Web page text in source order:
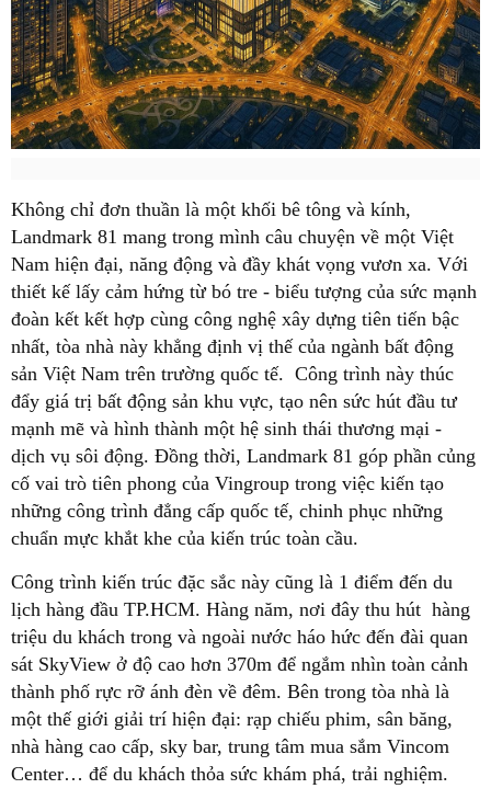
Không chỉ đơn thuần là một khối bê tông và kính,
Landmark 81 mang trong mình câu chuyện về một Việt
Nam hiện đại, năng động và đầy khát vọng vươn xa. Với
thiết kế lấy cảm hứng từ bó tre - biểu tượng của sức mạnh
đoàn kết kết hợp cùng công nghệ xây dựng tiên tiến bậc
nhất, tòa nhà này khẳng định vị thế của ngành bất động
sản Việt Nam trên trường quốc tế. Công trình này thúc
đẩy giá trị bất động sản khu vực, tạo nên sức hút đầu tư
mạnh mẽ và hình thành một hệ sinh thái thương mại -
dịch vụ sôi động. Đồng thời, Landmark 81 góp phần củng
cố vai trò tiên phong của Vingroup trong việc kiến tạo
những công trình đẳng cấp quốc tế, chinh phục những
chuẩn mực khắt khe của kiến trúc toàn cầu.
Công trình kiến trúc đặc sắc này cũng là 1 điểm đến du
lịch hàng đầu TP.HCM. Hàng năm, nơi đây thu hút hàng
triệu du khách trong và ngoài nước háo hức đến đài quan
sát SkyView ở độ cao hơn 370m để ngắm nhìn toàn cảnh
thành phố rực rỡ ánh đèn về đêm. Bên trong tòa nhà là
một thế giới giải trí hiện đại: rạp chiếu phim, sân băng,
nhà hàng cao cấp, sky bar, trung tâm mua sắm Vincom
Center… để du khách thỏa sức khám phá, trải nghiệm.